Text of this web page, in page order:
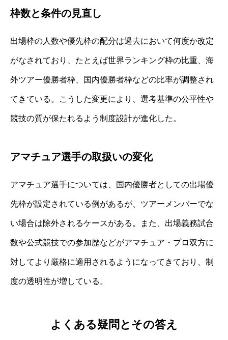
枠数と条件の見直し
出場枠の人数や優先枠の配分は過去において何度か改定
がなされており、たとえば世界ランキング枠の比重、海
外ツアー優勝者枠、国内優勝者枠などの比率が調整され
てきている。こうした変更により、選考基準の公平性や
競技の質が保たれるよう制度設計が進化した。
アマチュア選手の取扱いの変化
アマチュア選手については、国内優勝者としての出場優
先枠が設定されている例があるが、ツアーメンバーでな
い場合は除外されるケースがある。また、出場義務試合
数や公式競技での参加歴などがアマチュア・プロ双方に
対してより厳格に適用されるようになってきており、制
度の透明性が増している。
よくある疑問とその答え